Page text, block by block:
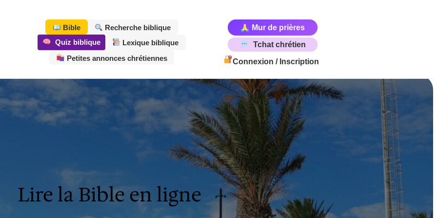
Bible
Recherche biblique
Quiz biblique
Lexique biblique
Petites annonces chrétiennes
Mur de prières
Tchat chrétien
Connexion / Inscription
Tchat chrétien en ligne